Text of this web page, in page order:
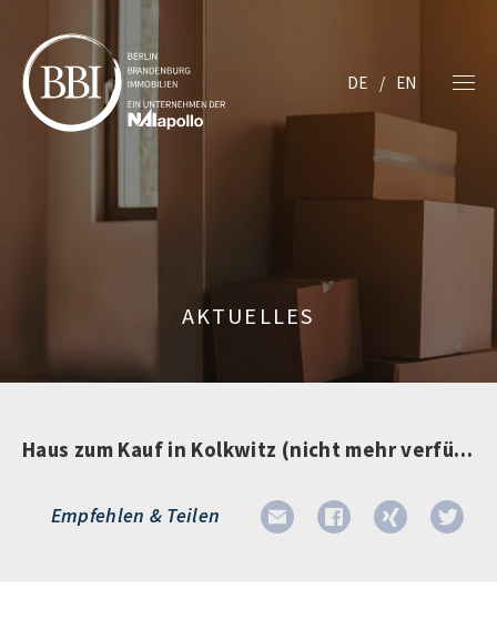
DE EN
AKTUELLES
Haus zum Kauf in Kolkwitz (nicht mehr verfügbar)
Empfehlen & Teilen